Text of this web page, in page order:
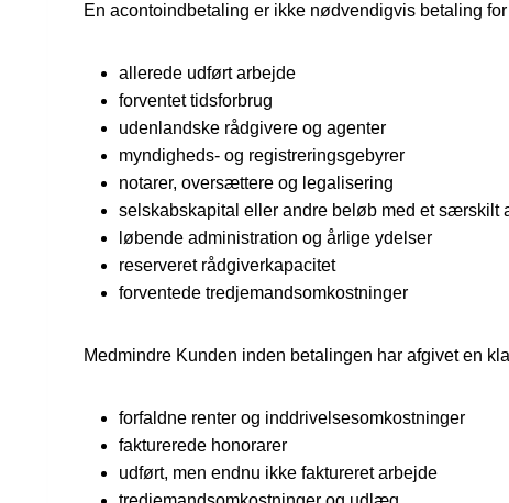
En acontoindbetaling er ikke nødvendigvis betaling
allerede udført arbejde
forventet tidsforbrug
udenlandske rådgivere og agenter
myndigheds- og registreringsgebyrer
notarer, oversættere og legalisering
selskabskapital eller andre beløb med et særskilt
løbende administration og årlige ydelser
reserveret rådgiverkapacitet
forventede tredjemandsomkostninger
Medmindre Kunden inden betalingen har afgivet en
forfaldne renter og inddrivelsesomkostninger
fakturerede honorarer
udført, men endnu ikke faktureret arbejde